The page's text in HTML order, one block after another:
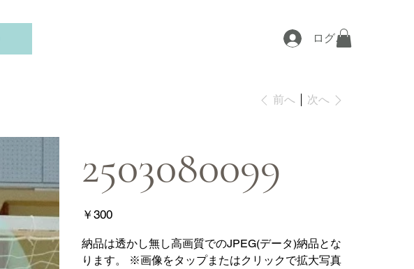
ログイン
前へ 次へ
2503080099
価
格
￥300
納品は透かし無し高画質でのJPEG(データ)納品とな
ります。 ※画像をタップまたはクリックで拡大写真